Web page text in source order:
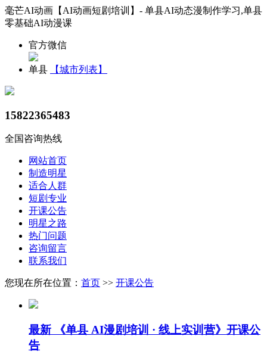
毫芒AI动画【AI动画短剧培训】- 单县AI动态漫制作学习,单县
零基础AI动漫课
官方微信
单县 【城市列表】
15822365483
全国咨询热线
网站首页
制造明星
适合人群
短剧专业
开课公告
明星之路
热门问题
咨询留言
联系我们
您现在所在位置： 首页 >> 开课公告
最新 《单县 AI漫剧培训 · 线上实训营》开课公
告